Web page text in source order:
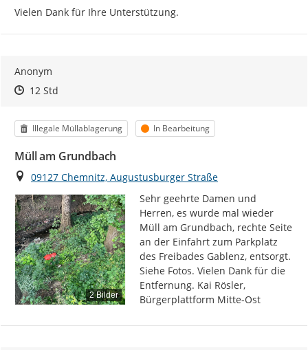
Vielen Dank für Ihre Unterstützung.
Anonym
Zeitpunkt des Erstellens
Zeitpunkt des Erstellens
12 StdZur Äußerung
Kategorie
Illegale Müllablagerung Status
In Bearbeitung
Müll am Grundbach
Ort
09127 Chemnitz, Augustusburger Straße
2 Bilder
Sehr geehrte Damen und
Herren, es wurde mal wieder
Müll am Grundbach, rechte Seite
an der Einfahrt zum Parkplatz
des Freibades Gablenz, entsorgt.
Siehe Fotos. Vielen Dank für die
Entfernung. Kai Rösler,
Bürgerplattform Mitte-Ost